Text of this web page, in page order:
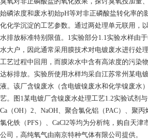
始磷浓度和废水初始pH等对非正磷酸盐转化率的
化化学沉淀的工艺参数。通过两处理单元联用，
水排放标准特别限值。1实验部分1.1实验水样由
水大户，因此通常采用膜技术对电镀废水进行处
工艺过程中回用，而膜浓水中含有高浓度的污染
达标排放。实验所使用水样均采自江苏常州某电
液。该厂含镍废水（含电镀镍废水和化学镍废水
艺。图1某电镀厂含镍废水处理工艺1.2实验试剂与
Ca（OH）2、NaOH、聚合氯化铝（PAC）、聚
氯化铁（PFS）、CaCl2等均为分析纯，购自天津
公司，高纯氧气由南京特种气体有限公司提供。